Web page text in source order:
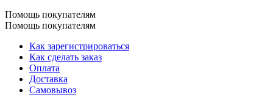
Помощь покупателям
Помощь покупателям
Как зарегистрироваться
Как сделать заказ
Оплата
Доставка
Самовывоз